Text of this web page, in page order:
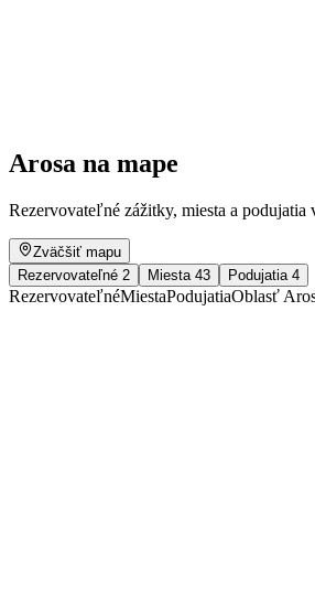
Arosa na mape
Rezervovateľné zážitky, miesta a podujatia
Zväčšiť mapu
Rezervovateľné 2 Miesta 43 Podujatia 4
RezervovateľnéMiestaPodujatiaOblasť